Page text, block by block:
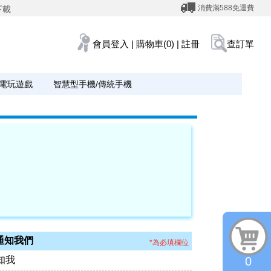
載 消費滿588免運費
會員登入 | 購物車(0) | 註冊 查訂單
玩遊戲 智慧型手機/傳統手機
知我們 *為必填欄位
我 0